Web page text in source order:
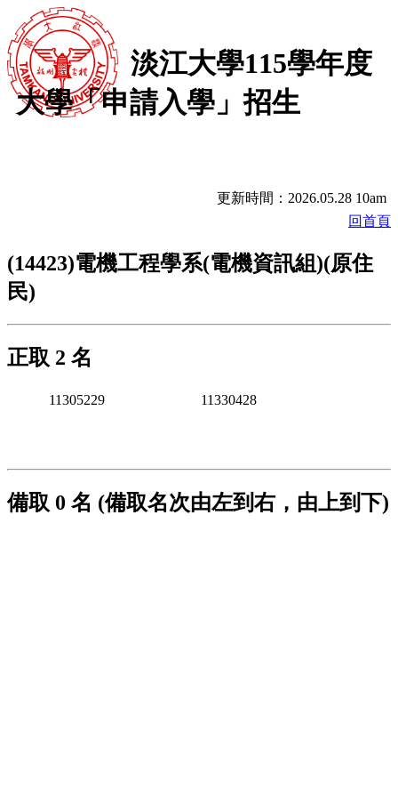
淡江大學115學年度
大學「申請入學」招生
更新時間：2026.05.28 10am
回首頁
(14423)電機工程學系(電機資訊組)(原住
民)
正取 2 名
11305229 11330428
備取 0 名 (備取名次由左到右，由上到下)